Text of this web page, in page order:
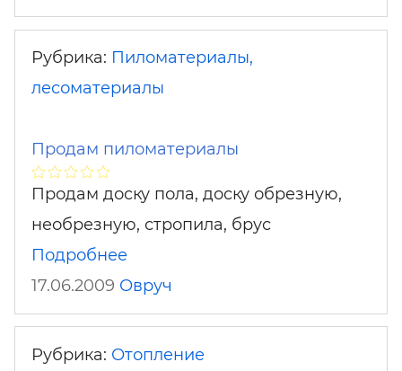
Рубрика: Пиломатериалы,
лесоматериалы
Продам пиломатериалы
Продам доску пола, доску обрезную,
необрезную, стропила, брус
Подробнее
17.06.2009 Овруч
Рубрика: Отопление